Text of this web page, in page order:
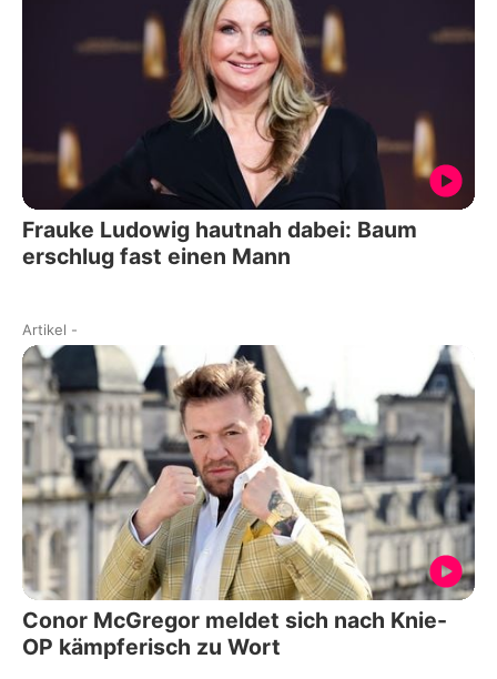
Frauke Ludowig hautnah dabei: Baum
erschlug fast einen Mann
Artikel -
Conor McGregor meldet sich nach Knie-
OP kämpferisch zu Wort